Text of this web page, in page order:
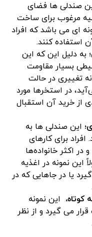
صندلی ها فضای
مرغوب برای ساخت
ای می باشد که افراد
استفاده کنند.
به دلیل این که این
بسیار مقاومت
تغییری در حالت
در استخرها مورد
از خرید آن استقبال
این صندلی ها به
برای کارهای
اکثر خانواده‌ها
این نمونه در اغذیه
یا در جاهایی که در
کوتاه، این نمونه
می گیرد و از نظر